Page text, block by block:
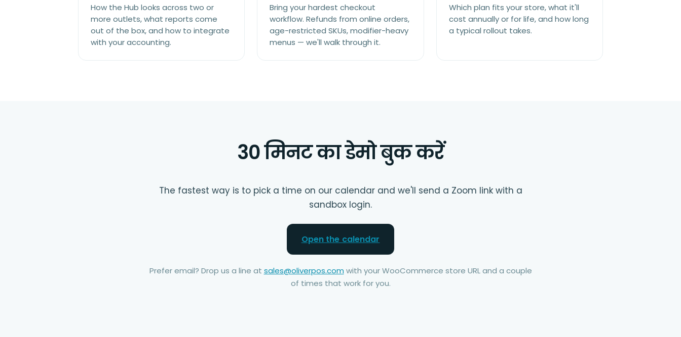
How the Hub looks across two or
more outlets, what reports come
out of the box, and how to integrate
with your accounting.
Bring your hardest checkout
workflow. Refunds from online orders,
age-restricted SKUs, modifier-heavy
menus — we'll walk through it.
Which plan fits your store, what it'll
cost annually or for life, and how long
a typical rollout takes.
30 मिनट का डेमो बुक करें
The fastest way is to pick a time on our calendar and we'll send a Zoom link with a
sandbox login.
Open the calendar
Prefer email? Drop us a line at sales@oliverpos.com with your WooCommerce store URL and a couple
of times that work for you.